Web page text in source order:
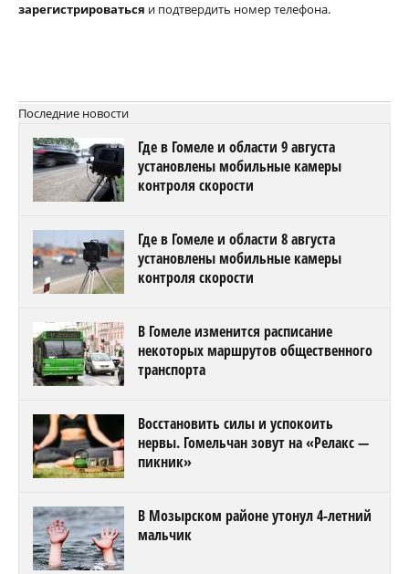
зарегистрироваться и подтвердить номер телефона.
Последние новости
Где в Гомеле и области 9 августа
установлены мобильные камеры
контроля скорости
Где в Гомеле и области 8 августа
установлены мобильные камеры
контроля скорости
В Гомеле изменится расписание
некоторых маршрутов общественного
транспорта
Восстановить силы и успокоить
нервы. Гомельчан зовут на «Релакс —
пикник»
В Мозырском районе утонул 4-летний
мальчик